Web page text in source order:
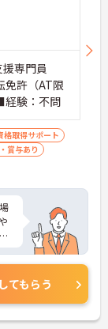
援専門員
免許（AT限
経験：不問
格取得サポート
賞与あり
てもらう